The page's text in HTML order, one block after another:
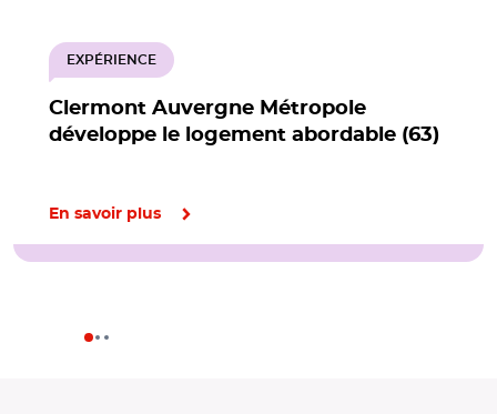
Clermont Auvergne Métropole
développe le logement abordable (63)
EXPÉRIENCE
En savoir plus